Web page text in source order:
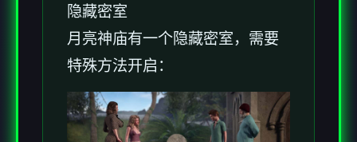
隐藏密室
月亮神庙有一个隐藏密室，需要
特殊方法开启：